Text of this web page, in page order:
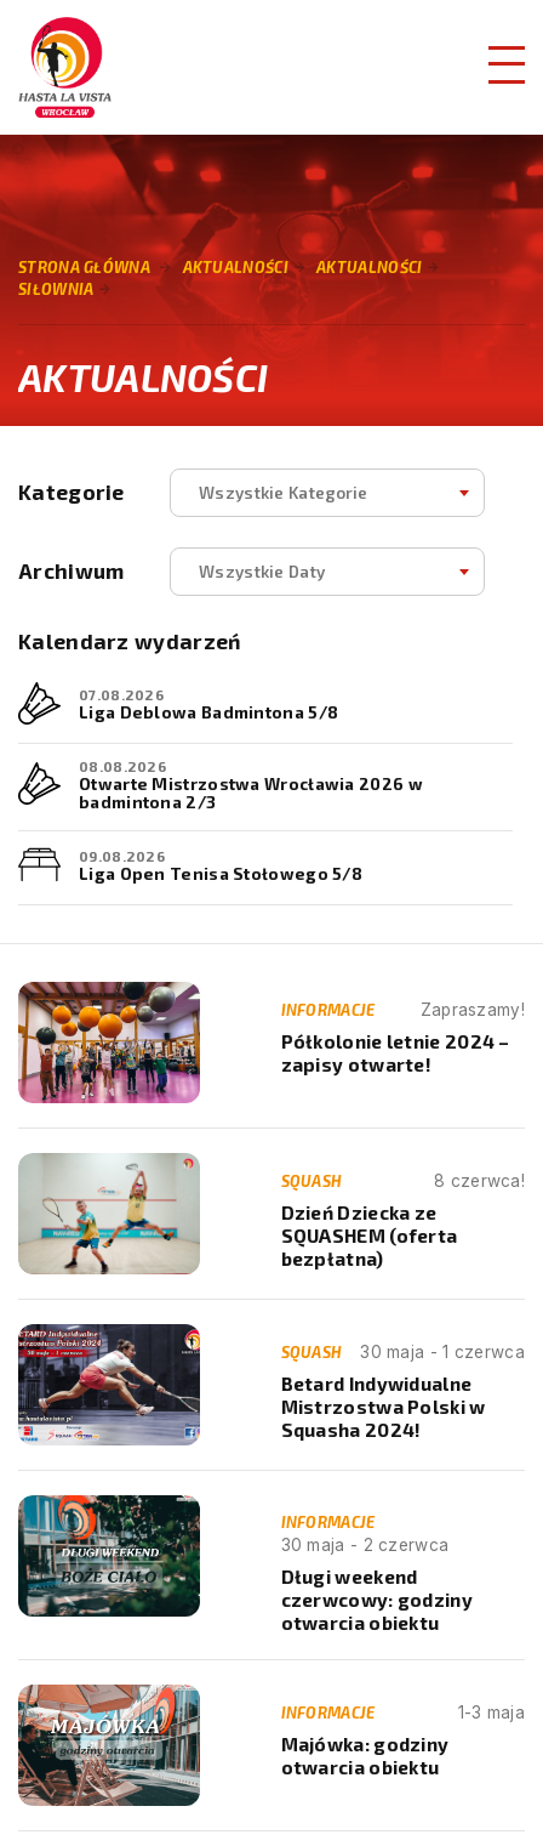
STRONA GŁÓWNA AKTUALNOŚCI
AKTUALNOŚCI
SIŁOWNIA
AKTUALNOŚCI
Kategorie Wszystkie Kategorie
Archiwum Wszystkie Daty
Kalendarz wydarzeń
07.08.2026
Liga Deblowa Badmintona 5/8
08.08.2026
Otwarte Mistrzostwa Wrocławia 2026 w
badmintona 2/3
09.08.2026
Liga Open Tenisa Stołowego 5/8
Liga Open Badmintona 5/8
10.08.2026
Półkolonie Letnie – 7 turnus
14.08.2026
Liga Badmintona 40+ 5/8
16.08.2026
Liga Open Squasha 11/16
17.08.2026
Półkolonie Letnie – 8 turnus
INFORMACJE Zapraszamy!
Półkolonie letnie 2024 –
zapisy otwarte!
SQUASH 8 czerwca!
Dzień Dziecka ze
SQUASHEM (oferta
bezpłatna)
SQUASH 30 maja - 1 czerwca
Betard Indywidualne
Mistrzostwa Polski w
Squasha 2024!
INFORMACJE
30 maja - 2 czerwca
Długi weekend
czerwcowy: godziny
otwarcia obiektu
INFORMACJE 1-3 maja
Majówka: godziny
otwarcia obiektu